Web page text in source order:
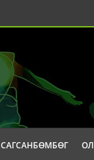
САГСАНБӨМБӨГ